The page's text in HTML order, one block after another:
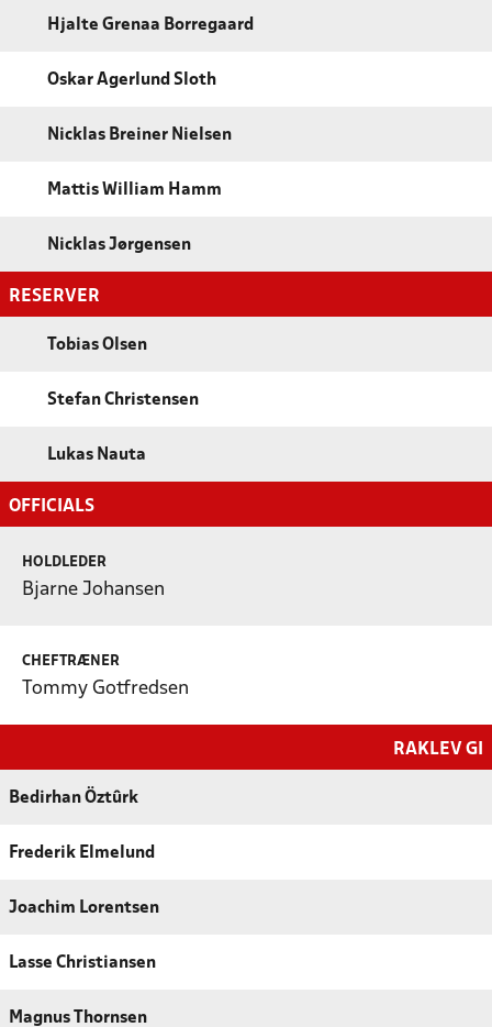
Hjalte Grenaa Borregaard
Oskar Agerlund Sloth
Nicklas Breiner Nielsen
Mattis William Hamm
Nicklas Jørgensen
RESERVER
Tobias Olsen
Stefan Christensen
Lukas Nauta
OFFICIALS
HOLDLEDER
Bjarne Johansen
CHEFTRÆNER
Tommy Gotfredsen
RAKLEV GI
Bedirhan Öztûrk
Frederik Elmelund
Joachim Lorentsen
Lasse Christiansen
Magnus Thornsen